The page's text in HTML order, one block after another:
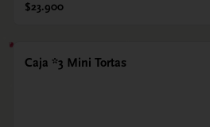
sal marina. Endulzada con alulosa.
$23.900
Caja *3 Mini Tortas